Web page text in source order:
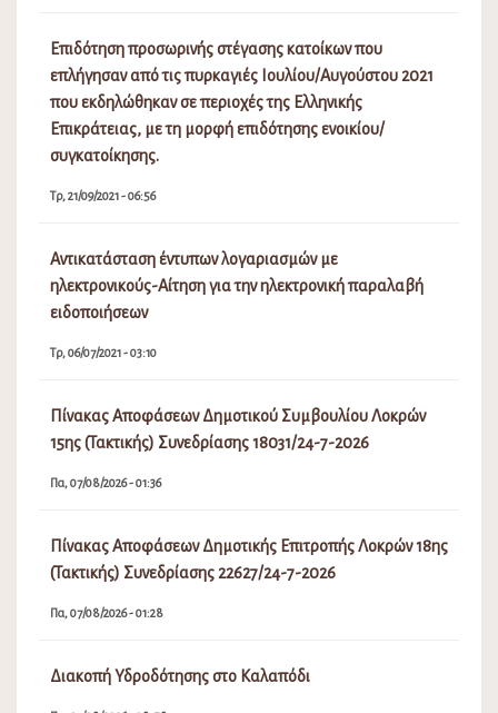
Επιδότηση προσωρινής στέγασης κατοίκων που
επλήγησαν από τις πυρκαγιές Ιουλίου/Αυγούστου 2021
που εκδηλώθηκαν σε περιοχές της Ελληνικής
Επικράτειας, με τη μορφή επιδότησης ενοικίου/
συγκατοίκησης.
Τρ, 21/09/2021 - 06:56
Αντικατάσταση έντυπων λογαριασμών με
ηλεκτρονικούς-Αίτηση για την ηλεκτρονική παραλαβή
ειδοποιήσεων
Τρ, 06/07/2021 - 03:10
Πίνακας Αποφάσεων Δημοτικού Συμβουλίου Λοκρών
15ης (Τακτικής) Συνεδρίασης 18031/24-7-2026
Πα, 07/08/2026 - 01:36
Πίνακας Αποφάσεων Δημοτικής Επιτροπής Λοκρών 18ης
(Τακτικής) Συνεδρίασης 22627/24-7-2026
Πα, 07/08/2026 - 01:28
Διακοπή Υδροδότησης στο Καλαπόδι